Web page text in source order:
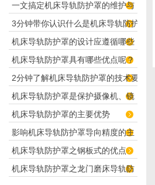
一文搞定机床导轨防护罩的维护与
保养要点
3分钟带你认识什么是机床导轨防护
罩
机床导轨防护罩的设计应遵循哪些
理念呢？
机床导轨防护罩具有哪些优点呢？
2分钟了解机床导轨防护罩的技术要
求
机床导轨防护罩是保护摄像机、镜
头正常工作的防护罩
机床导轨防护罩的主要优势
影响机床导轨防护罩导向精度的主
要因素
机床导轨防护罩之钢板式的优点
机床导轨防护罩之龙门磨床导轨防